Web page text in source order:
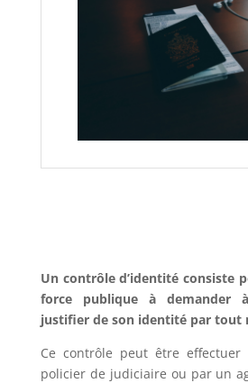
Un contrôle d’identité consiste
force publique à demander
justifier de son identité par tout
Ce contrôle peut être
policier de judiciaire ou par un